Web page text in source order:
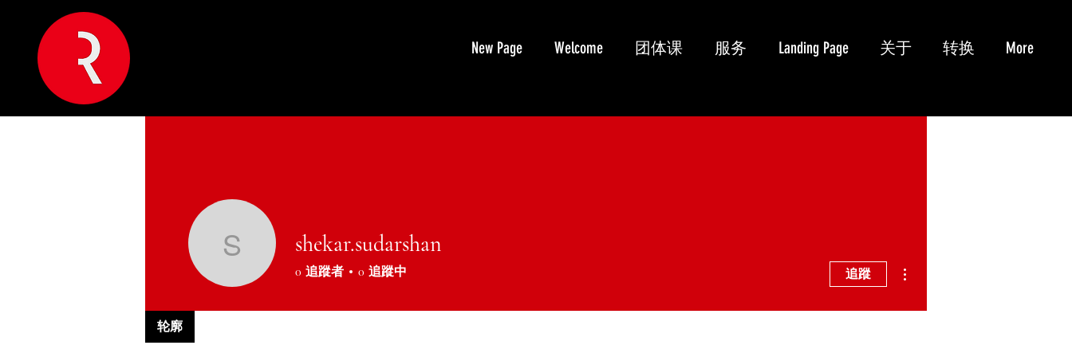
New Page Welcome 团体课 服务 Landing Page 关于 转换 More
shekar.sudarshan
shekar.sudarshan
0 追蹤者 0 追蹤中 追蹤
轮廓